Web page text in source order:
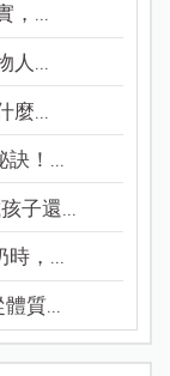
，...
人...
麼...
訣！...
子還...
時，...
質...